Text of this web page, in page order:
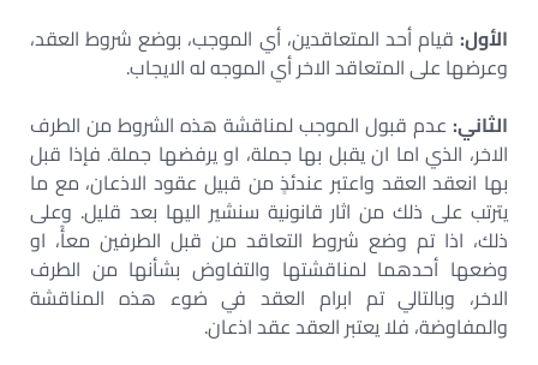
الأول: قيام أحد المتعاقدين، أي الموجب، بوضع شروط العقد،
وعرضها على المتعاقد الاخر أي الموجه له الايجاب.
الثاني: عدم قبول الموجب لمناقشة هذه الشروط من الطرف
الاخر، الذي اما ان يقبل بها جملة، او يرفضها جملة. فإذا قبل
بها انعقد العقد واعتبر عندئذٍ من قبيل عقود الاذعان، مع ما
يترتب على ذلك من اثار قانونية سنشير اليها بعد قليل. وعلى
ذلك، اذا تم وضع شروط التعاقد من قبل الطرفين معأً، او
وضعها أحدهما لمناقشتها والتفاوض بشأنها من الطرف
الاخر، وبالتالي تم ابرام العقد في ضوء هذه المناقشة
والمفاوضة، فلا يعتبر العقد عقد اذعان.